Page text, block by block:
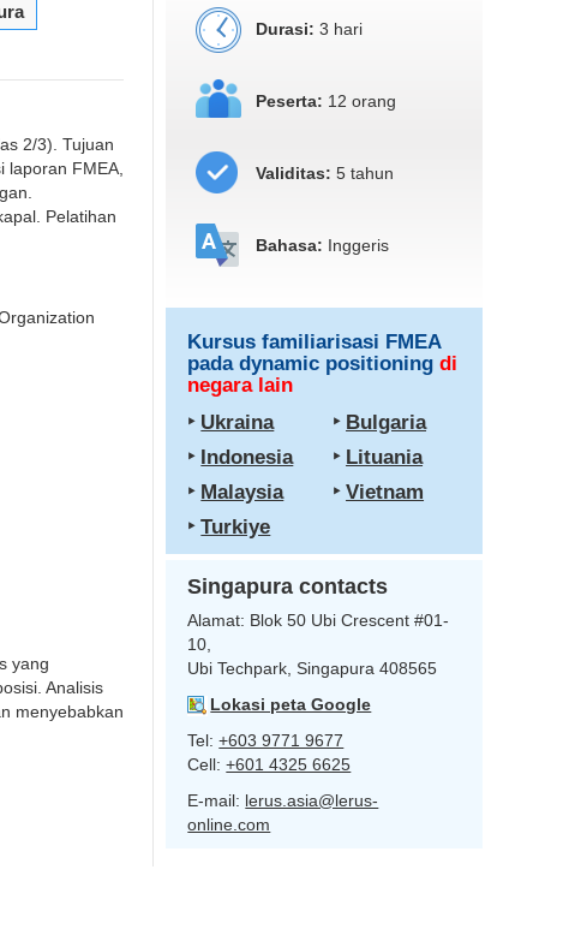
Durasi: 3 hari
Peserta: 12 orang
Validitas: 5 tahun
Bahasa: Inggeris
Kursus familiarisasi FMEA
pada dynamic positioningdi
negara lain
‣ Ukraina
‣ Indonesia
‣ Malaysia
‣Turkiye
‣ Bulgaria
‣ Lituania
‣Vietnam
Singapura contacts
Alamat: Blok 50 Ubi Crescent #01-
10,
Ubi Techpark, Singapura 408565
Lokasi peta Google
Tel:+603 9771 9677
Cell:+601 4325 6625
E-mail: lerus.asia@lerus-
online.com
2/3). Tujuan
FMEA,
Pelatihan
yang
Analisis
menyebabkan